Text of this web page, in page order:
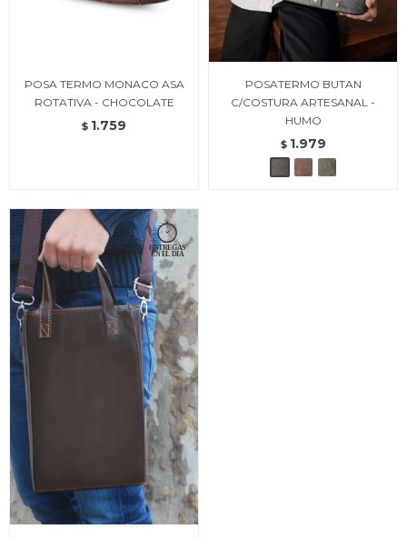
POSA TERMO MONACO ASA
ROTATIVA - CHOCOLATE
$ 1.759
POSATERMO BUTAN
C/COSTURA ARTESANAL -
HUMO
$ 1.979